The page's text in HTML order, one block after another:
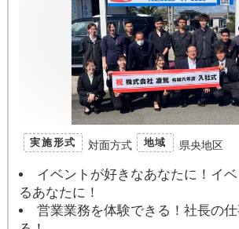
実施形式 対面方式 地域 県央地区
イベントが好きなあなたに！イ
るあなたに！
営業業務を体験できる！社長の